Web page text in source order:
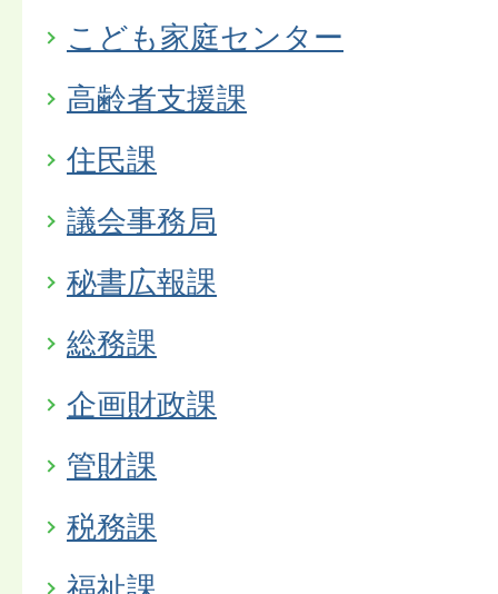
こども家庭センター
高齢者支援課
住民課
議会事務局
秘書広報課
総務課
企画財政課
管財課
税務課